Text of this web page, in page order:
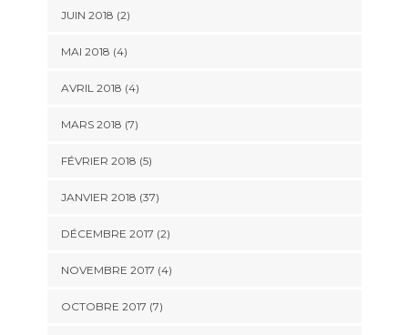
JUIN 2018 (2)
MAI 2018 (4)
AVRIL 2018 (4)
MARS 2018 (7)
FÉVRIER 2018 (5)
JANVIER 2018 (37)
DÉCEMBRE 2017 (2)
NOVEMBRE 2017 (4)
OCTOBRE 2017 (7)